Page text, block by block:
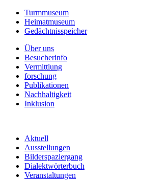
Turmmuseum
Heimatmuseum
Gedächtnisspeicher
Über uns
Besucherinfo
Vermittlung
forschung
Publikationen
Nachhaltigkeit
Inklusion
Aktuell
Ausstellungen
Bilderspaziergang
Dialektwörterbuch
Veranstaltungen